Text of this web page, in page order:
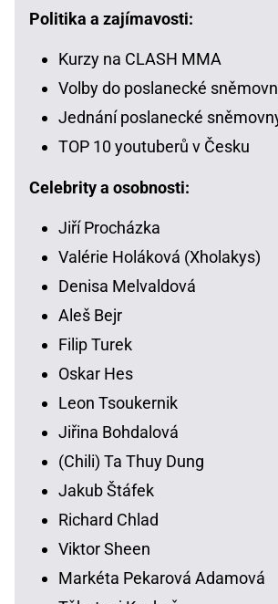
Politika a zajímavosti:
Kurzy na CLASH MMA
Volby do poslanecké
Jednání poslanecké
TOP 10 youtuberů v Česku
Celebrity a osobnosti:
Jiří Procházka
Valérie Holáková (Xholakys)
Denisa Melvaldová
Aleš Bejr
Filip Turek
Oskar Hes
Leon Tsoukernik
Jiřina Bohdalová
(Chili) Ta Thuy Dung
Jakub Štáfek
Richard Chlad
Viktor Sheen
Markéta Pekarová Adamová